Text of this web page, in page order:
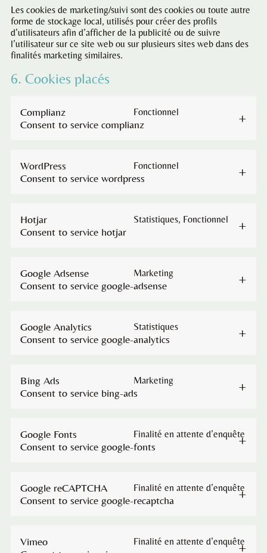
Les cookies de marketing/suivi sont des cookies ou toute autre
forme de stockage local, utilisés pour créer des profils
d’utilisateurs afin d’afficher de la publicité ou de suivre
l’utilisateur sur ce site web ou sur plusieurs sites web dans des
finalités marketing similaires.
6. Cookies placés
Complianz Fonctionnel
Consent to service complianz
WordPress Fonctionnel
Consent to service wordpress
Hotjar Statistiques, Fonctionnel
Consent to service hotjar
Google Adsense Marketing
Consent to service google-adsense
Google Analytics Statistiques
Consent to service google-analytics
Bing Ads Marketing
Consent to service bing-ads
Google Fonts Finalité en attente d’enquête
Consent to service google-fonts
Google reCAPTCHA Finalité en attente d’enquête
Consent to service google-recaptcha
Vimeo Finalité en attente d’enquête